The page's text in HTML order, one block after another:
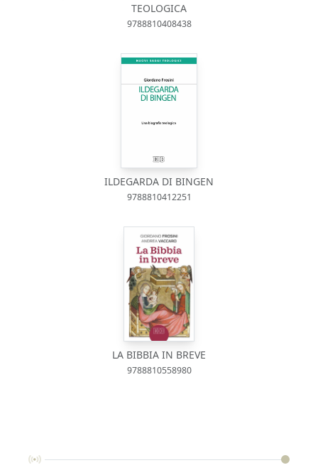
TEOLOGICA
9788810408438
ILDEGARDA DI BINGEN
9788810412251
LA BIBBIA IN BREVE
9788810558980